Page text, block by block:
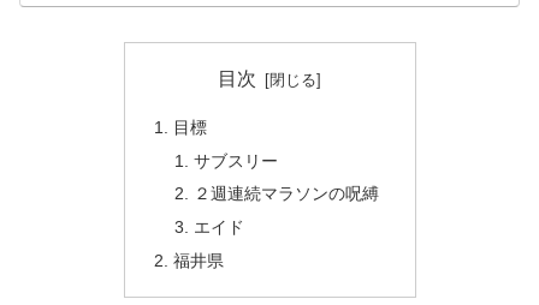
目次
目標
サブスリー
２週連続マラソンの呪縛
エイド
福井県